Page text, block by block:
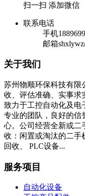
扫一扫 添加微信
联系电话
手机
邮箱
关于我们
苏州物顺环保科技有限
收、评估准确、实事求
致力于工控自动化及电
专业的团队，良好的信
心。公司经营全新或二
收：闲置或淘汰的二手
回收、 PLC设备...
服务项目
自动化设备